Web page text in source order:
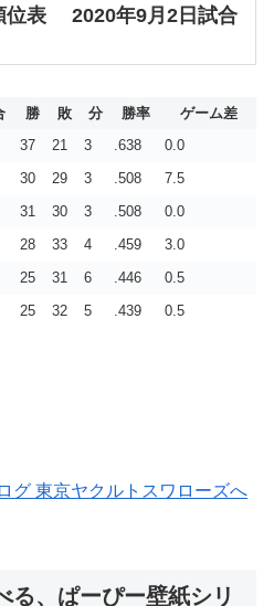
位表 2020年9月2日試合
勝 敗 分 勝率
ゲーム差
37 21 3 .638
0.0
30 29 3 .508
7.5
31 30 3 .508
0.0
28 33 4 .459
3.0
25 31 6 .446
0.5
25 32 5 .439 0.5
る、ぱーぴー壁紙シリ